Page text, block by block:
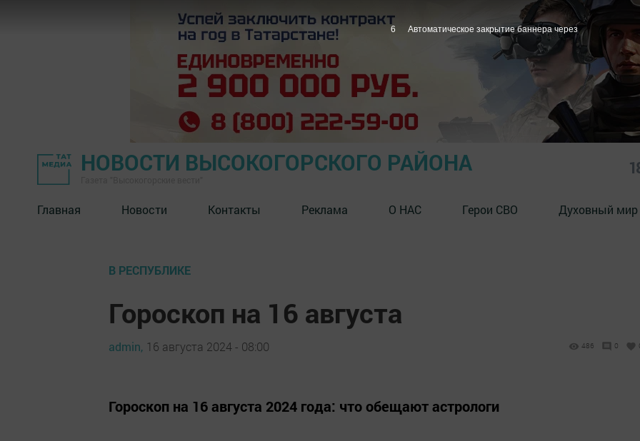
НОВОСТИ ВЫСОКОГОРСКОГО РАЙОНА
Главная Новости Контакты Реклама О НАС Герои СВО Духовный мир
В РЕСПУБЛИКЕ
Гороскоп на 16 августа
admin, 16 августа 2024 - 08:00 486 0
Гороскоп на 16 августа 2024 года: что обещают астрологи
5 Автоматическое закрытие баннера через